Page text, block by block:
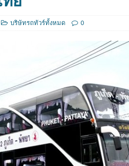
บริษัทรถทัวร์ทั้งหมด 0